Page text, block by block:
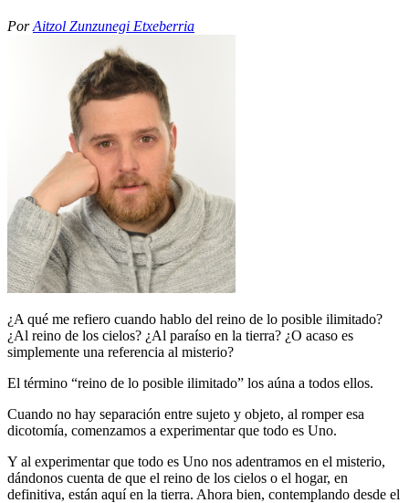
PorAitzol Zunzunegi Etxeberria
¿A qué me refiero cuando hablo del reino de lo posible ilimitado?
¿Al reino de los cielos? ¿Al paraíso en la tierra? ¿O acaso es
simplemente una referencia al misterio?
El término “reino de lo posible ilimitado” los aúna a todos ellos.
Cuando no hay separación entre sujeto y objeto, al romper esa
dicotomía, comenzamos a experimentar que todo es Uno.
Y al experimentar que todo es Uno nos adentramos en el misterio,
dándonos cuenta de que el reino de los cielos o el hogar, en
definitiva, están aquí en la tierra. Ahora bien, contemplando desde el